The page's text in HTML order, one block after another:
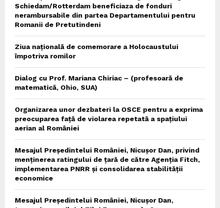
Schiedam/Rotterdam beneficiaza de fonduri
nerambursabile din partea Departamentului pentru
Romanii de Pretutindeni
Ziua națională de comemorare a Holocaustului
împotriva romilor
Dialog cu Prof. Mariana Chiriac – (profesoară de
matematică, Ohio, SUA)
Organizarea unor dezbateri la OSCE pentru a exprima
preocuparea față de violarea repetată a spațiului
aerian al României
Mesajul Președintelui României, Nicușor Dan, privind
menținerea ratingului de țară de către Agenția Fitch,
implementarea PNRR și consolidarea stabilității
economice
Mesajul Președintelui României, Nicușor Dan,